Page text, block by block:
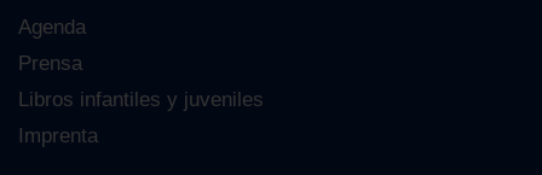
Agenda
Prensa
Libros infantiles y juveniles
Imprenta